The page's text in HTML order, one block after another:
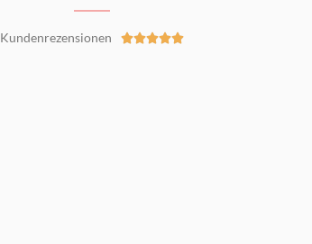
Kundenrezensionen 